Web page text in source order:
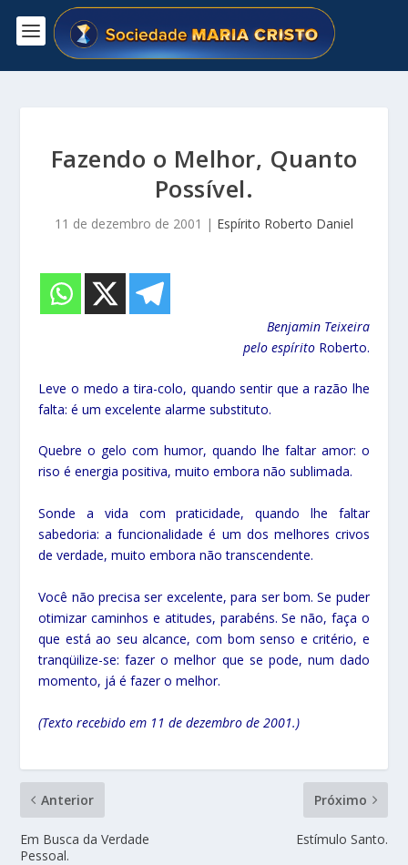
Fazendo o Melhor, Quanto
Possível.
11 de dezembro de 2001 | Espírito Roberto Daniel
Benjamin Teixeira
pelo espíritoRoberto.
Leve o medo a tira-colo, quando sentir que a razão lhe
falta: é um excelente alarme substituto.
Quebre o gelo com humor, quando lhe faltar amor: o
riso é energia positiva, muito embora não sublimada.
Sonde a vida com praticidade, quando lhe faltar
sabedoria: a funcionalidade é um dos melhores crivos
de verdade, muito embora não transcendente.
Você não precisa ser excelente, para ser bom. Se puder
otimizar caminhos e atitudes, parabéns. Se não, faça o
que está ao seu alcance, com bom senso e critério, e
tranqüilize-se: fazer o melhor que se pode, num dado
momento, já é fazer o melhor.
(Texto recebido em 11 de dezembro de 2001.)
Anterior
Em Busca da Verdade
Pessoal.
Próximo
Estímulo Santo.